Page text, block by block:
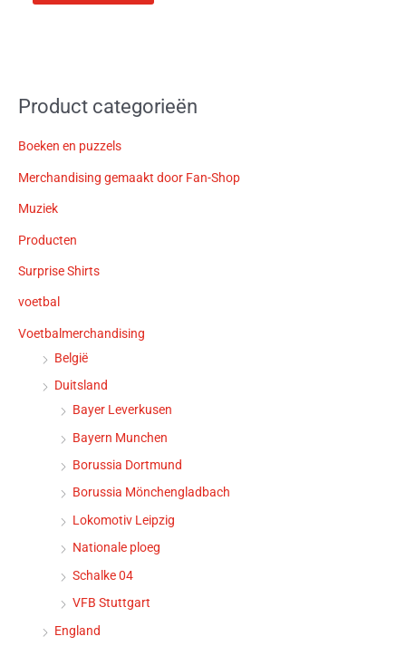
Product categorieën
Boeken en puzzels
Merchandising gemaakt door Fan-Shop
Muziek
Producten
Surprise Shirts
voetbal
Voetbalmerchandising
België
Duitsland
Bayer Leverkusen
Bayern Munchen
Borussia Dortmund
Borussia Mönchengladbach
Lokomotiv Leipzig
Nationale ploeg
Schalke 04
VFB Stuttgart
England